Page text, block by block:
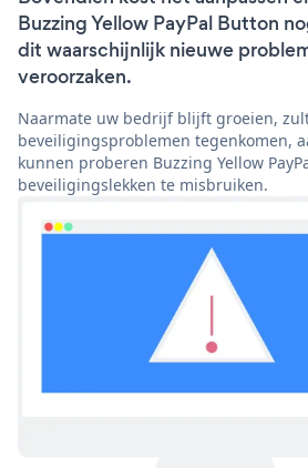
Buzzing Yellow PayPal Button
dit waarschijnlijk nieuwe
veroorzaken.
Naarmate uw bedrijf blijft groeien,
beveiligingsproblemen tegenkomen,
kunnen proberen Buzzing Yellow
beveiligingslekken te misbruiken.